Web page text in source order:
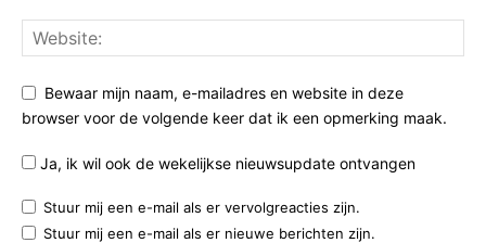
Bewaar mijn naam, e-mailadres en website in deze
browser voor de volgende keer dat ik een opmerking maak.
Ja, ik wil ook de wekelijkse nieuwsupdate ontvangen
Stuur mij een e-mail als er vervolgreacties zijn.
Stuur mij een e-mail als er nieuwe berichten zijn.